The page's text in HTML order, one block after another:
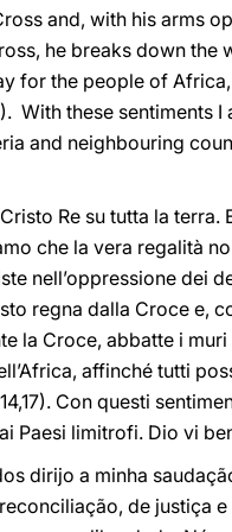
and, with his arms
he breaks down the
for the people of
With these sentiments
and neighbouring
Re su tutta la terra.
che la vera regalità
nell’oppressione dei
regna dalla Croce e,
la Croce, abbatte i
affinché tutti
14,17). Con questi
Paesi limitrofi. Dio vi
dirijo a minha
de justiça